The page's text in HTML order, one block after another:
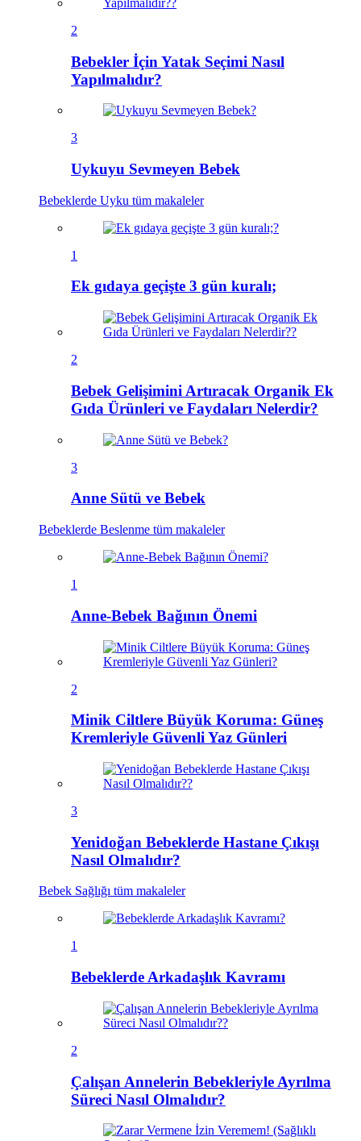
2
Bebekler İçin Yatak Seçimi Nasıl
Yapılmalıdır?
3
Uykuyu Sevmeyen Bebek
Bebeklerde Uyku tüm makaleler
1
Ek gıdaya geçişte 3 gün kuralı;
2
Bebek Gelişimini Artıracak Organik Ek
Gıda Ürünleri ve Faydaları Nelerdir?
3
Anne Sütü ve Bebek
Bebeklerde Beslenme tüm makaleler
1
Anne-Bebek Bağının Önemi
2
Minik Ciltlere Büyük Koruma: Güneş
Kremleriyle Güvenli Yaz Günleri
3
Yenidoğan Bebeklerde Hastane Çıkışı
Nasıl Olmalıdır?
Bebek Sağlığı tüm makaleler
1
Bebeklerde Arkadaşlık Kavramı
2
Çalışan Annelerin Bebekleriyle Ayrılma
Süreci Nasıl Olmalıdır?